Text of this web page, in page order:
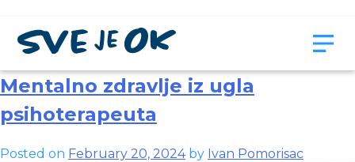
Month:February 2024
Mentalno zdravlje iz ugla
psihoterapeuta
Posted on February 20, 2024by Ivan Pomorisac